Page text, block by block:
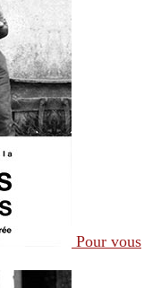
Pour vous